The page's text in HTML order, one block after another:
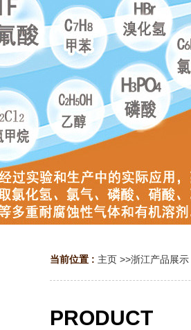
当前位置 : 主页 >>浙江产品展示
PRODUCT